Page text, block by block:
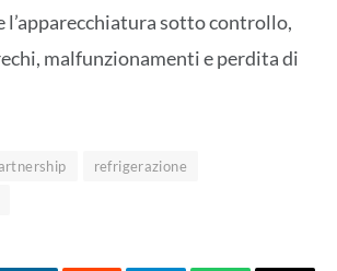
l’apparecchiatura sotto controllo,
malfunzionamenti e perdita di
refrigerazione